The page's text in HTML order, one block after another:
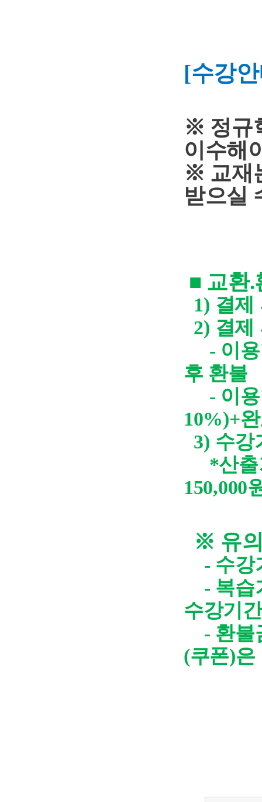
[수강
※ 정규
이수해
※ 교재
받으실
■ 교환.
1) 결
2) 결
- 이
후 환불
- 이
10%)+
3) 수
*산출
150,000
※ 유
- 수강
- 복습
수강기
- 환불
(쿠폰)은